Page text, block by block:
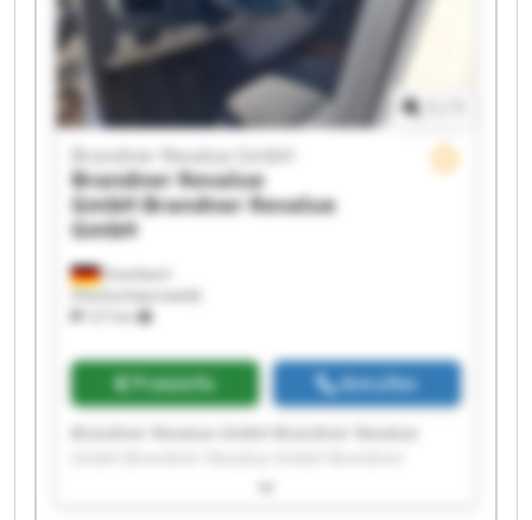
Eisenbach
(Hochschwarzwald)
Brandner Revalue GmbH
Brandner Revalue
GmbHBrandner Revalue
GmbH
Preisinfo Anrufen
Revalue GmbH Brandner Revalue GmbH